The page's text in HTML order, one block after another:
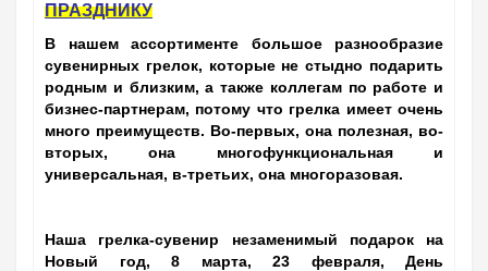
ПРАЗДНИКУ
В нашем ассортименте большое разнообразие
сувенирных грелок, которые не стыдно подарить
родным и близким, а также коллегам по работе и
бизнес-партнерам, потому что грелка имеет очень
много преимуществ. Во-первых, она полезная, во-
вторых, она многофункциональная и
универсальная, в-третьих, она многоразовая.
Наша грелка-сувенир незаменимый подарок на
Новый год, 8 марта, 23 февраля, День